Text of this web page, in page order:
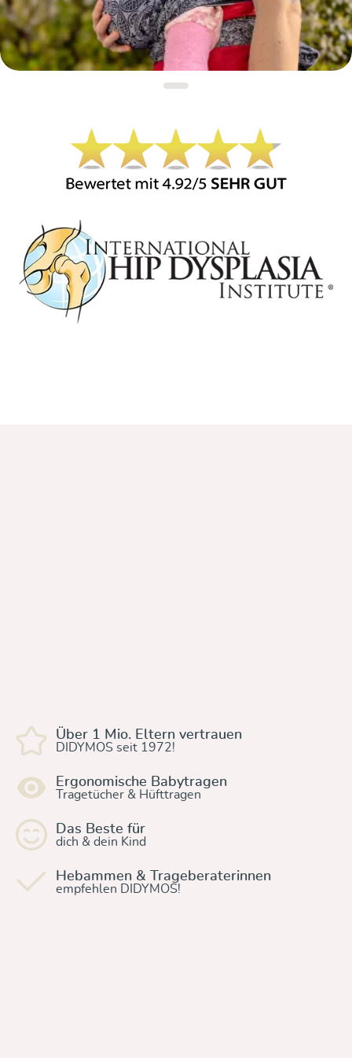
Bildergalerie überspringen
Über 1 Mio. Eltern vertrauen
DIDYMOS seit 1972!
Ergonomische Babytragen
Tragetücher & Hüfttragen
Das Beste für
dich & dein Kind
Hebammen & Trageberaterinnen
empfehlen DIDYMOS!